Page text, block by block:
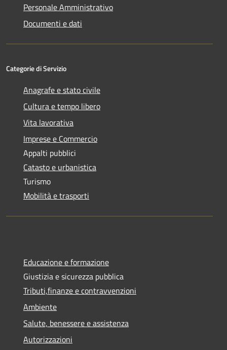
Personale Amministrativo
Documenti e dati
Categorie di Servizio
Anagrafe e stato civile
Cultura e tempo libero
Vita lavorativa
Imprese e Commercio
Appalti pubblici
Catasto e urbanistica
Turismo
Mobilità e trasporti
Educazione e formazione
Giustizia e sicurezza pubblica
Tributi,finanze e contravvenzioni
Ambiente
Salute, benessere e assistenza
Autorizzazioni